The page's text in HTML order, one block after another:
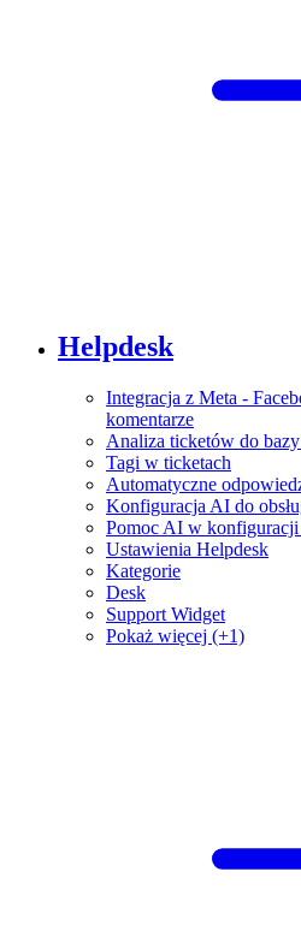
Helpdesk
Integracja z Meta -
komentarze
Analiza ticketów do
Tagi w ticketach
Automatyczne
Konfiguracja AI do
Pomoc AI w konfiguracji
Ustawienia Helpdesk
Kategorie
Desk
Support Widget
Pokaż więcej (+1)